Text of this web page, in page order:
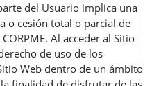
del Usuario implica una
o cesión total o parcial de
Al acceder al Sitio
de uso de los
Web dentro de un ámbito